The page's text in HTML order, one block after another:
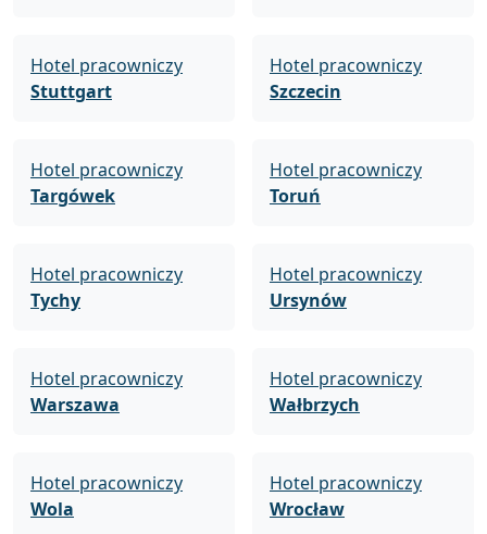
Hotel pracowniczy
Stuttgart
Hotel pracowniczy
Szczecin
Hotel pracowniczy
Targówek
Hotel pracowniczy
Toruń
Hotel pracowniczy
Tychy
Hotel pracowniczy
Ursynów
Hotel pracowniczy
Warszawa
Hotel pracowniczy
Wałbrzych
Hotel pracowniczy
Wola
Hotel pracowniczy
Wrocław